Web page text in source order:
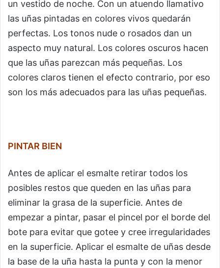
un vestido de noche. Con un atuendo llamativo
las uñas pintadas en colores vivos quedarán
perfectas. Los tonos nude o rosados dan un
aspecto muy natural. Los colores oscuros hacen
que las uñas parezcan más pequeñas. Los
colores claros tienen el efecto contrario, por eso
son los más adecuados para las uñas pequeñas.
PINTAR BIEN
Antes de aplicar el esmalte retirar todos los
posibles restos que queden en las uñas para
eliminar la grasa de la superficie. Antes de
empezar a pintar, pasar el pincel por el borde del
bote para evitar que gotee y cree irregularidades
en la superficie. Aplicar el esmalte de uñas desde
la base de la uña hasta la punta y con la menor